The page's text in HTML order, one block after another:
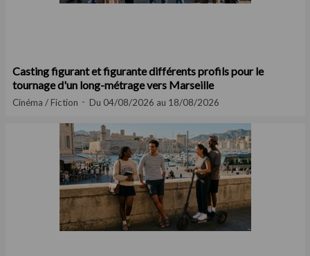
Casting figurant et figurante différents profils pour le
tournage d'un long-métrage vers Marseille
Cinéma / Fiction Du 04/08/2026 au 18/08/2026